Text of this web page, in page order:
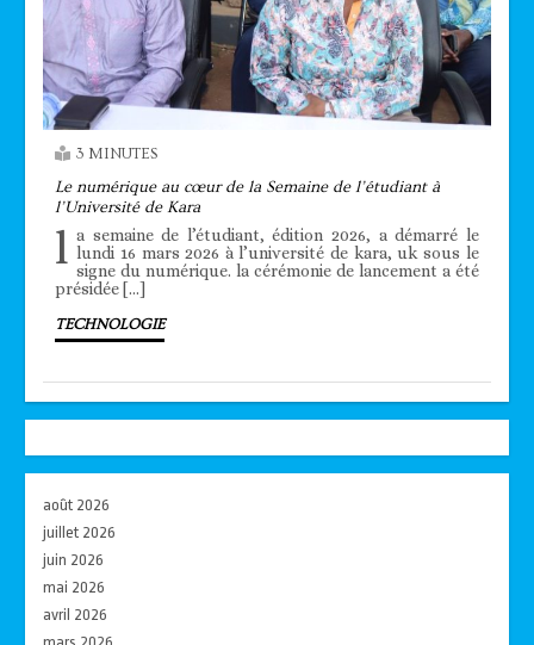
3 MINUTES
Le numérique au cœur de la Semaine de l’étudiant à
l’Université de Kara
l a semaine de l’étudiant, édition 2026, a démarré le
lundi 16 mars 2026 à l’université de kara, uk sous le
signe du numérique. la cérémonie de lancement a été
présidée […]
TECHNOLOGIE
août 2026
juillet 2026
juin 2026
mai 2026
avril 2026